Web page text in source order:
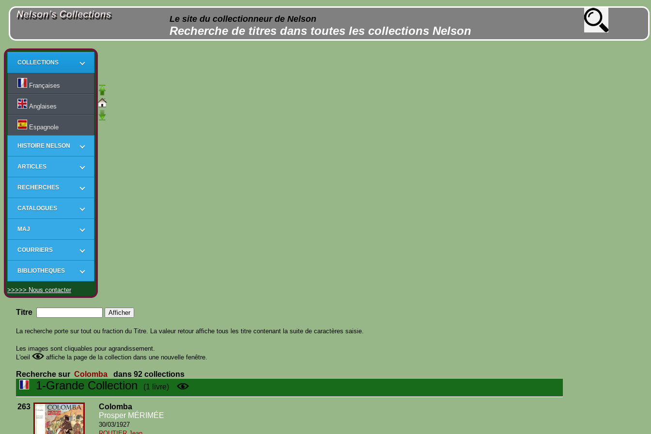
Le site du collectionneur de Nelson
Recherche de titres dans toutes les collections Nelson
COLLECTIONS
Françaises
Anglaises
Espagnole
HISTOIRE NELSON
ARTICLES
RECHERCHES
CATALOGUES
MAJ
COURRIERS
BIBLIOTHEQUES
>>>>> Nous contacter
Titre
La recherche porte sur tout ou fraction du Titre. La valeur retour affiche tous les titre contenant la suite de caractères saisie.
Les images sont cliquables pour agrandissement.
L'oeil
affiche la page de la collection dans une nouvelle fenêtre.
Recherche sur Colomba dans 92 collections
1-Grande Collection (1 livre)
263
Colomba
Prosper MÉRIMÉE
30/03/1927